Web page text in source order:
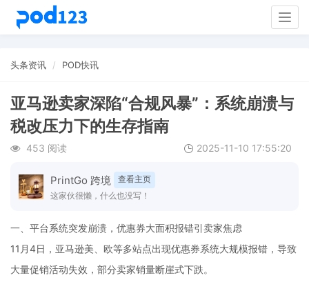
头条资讯 POD快讯
亚马逊卖家深陷“合规风暴”：系统崩溃与
税改压力下的生存指南
453 阅读 2025-11-10 17:55:20
PrintGo 跨境
查看主页
这家伙很懒，什么也没写！
一、平台系统突发崩溃，优惠券大面积报错引卖家焦虑
11月4日，亚马逊美、欧等多站点出现优惠券系统大规模报错，导致
大量促销活动失效，部分卖家销量断崖式下跌。